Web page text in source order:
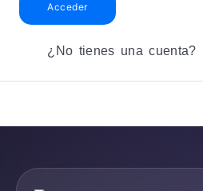
Acceder
¿No tienes una cuenta?